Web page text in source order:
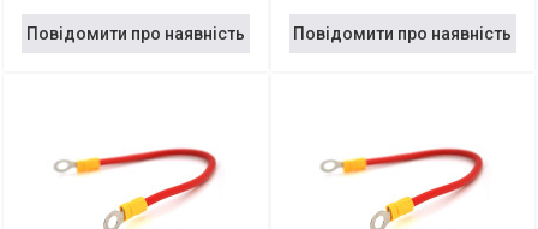
Повідомити про наявність Повідомити про наявність